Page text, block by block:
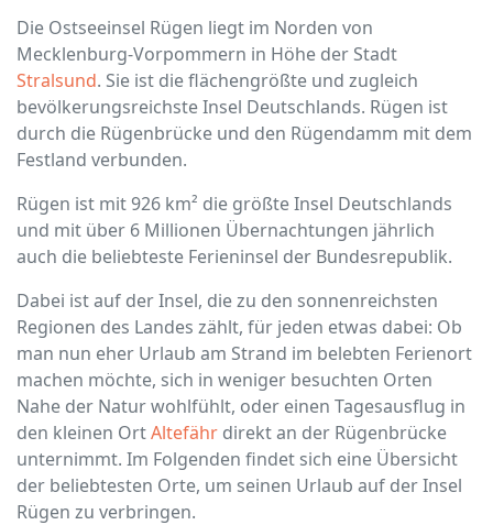
Die Ostseeinsel Rügen liegt im Norden von
Mecklenburg-Vorpommern in Höhe der Stadt
Stralsund. Sie ist die flächengrößte und zugleich
bevölkerungsreichste Insel Deutschlands. Rügen ist
durch die Rügenbrücke und den Rügendamm mit dem
Festland verbunden.
Rügen ist mit 926 km² die größte Insel Deutschlands
und mit über 6 Millionen Übernachtungen jährlich
auch die beliebteste Ferieninsel der Bundesrepublik.
Dabei ist auf der Insel, die zu den sonnenreichsten
Regionen des Landes zählt, für jeden etwas dabei: Ob
man nun eher Urlaub am Strand im belebten Ferienort
machen möchte, sich in weniger besuchten Orten
Nahe der Natur wohlfühlt, oder einen Tagesausflug in
den kleinen OrtAltefähr direkt an der Rügenbrücke
unternimmt. Im Folgenden findet sich eine Übersicht
der beliebtesten Orte, um seinen Urlaub auf der Insel
Rügen zu verbringen.